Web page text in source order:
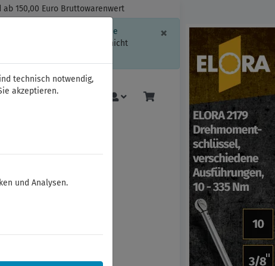
150,00 Euro Bruttowarenwert
× Schließen
Informationen oder die
Sind Sie damit nicht
Mehr
technisch notwendig,
akzeptieren.
und Analysen.